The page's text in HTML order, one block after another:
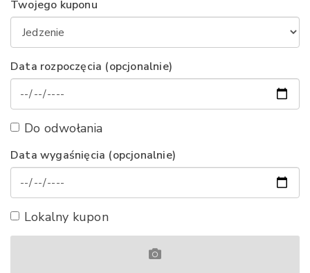
Twojego kuponu
Data rozpoczęcia (opcjonalnie)
Do odwołania
Data wygaśnięcia (opcjonalnie)
Lokalny kupon